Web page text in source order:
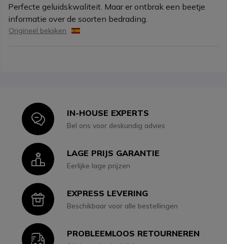
Perfecte geluidskwaliteit. Maar er ontbrak een beetje
informatie over de soorten bedrading.
Origineel bekijken
IconIN-HOUSE EXPERTS
Bel ons voor deskundig advies
IconLAGE PRIJS GARANTIE
Eerlijke lage prijzen
IconEXPRESS LEVERING
Beschikbaar voor alle bestellingen
IconPROBLEEMLOOS RETOURNEREN